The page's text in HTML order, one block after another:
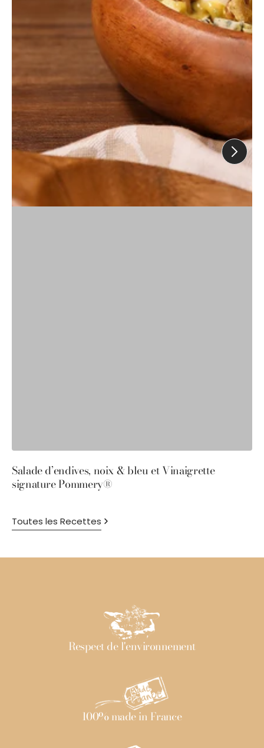
Toutes les Recettes
Salade d’endives, noix & bleu et Vinaigrette
signature Pommery®
Respect de l'environnement
100% made in France